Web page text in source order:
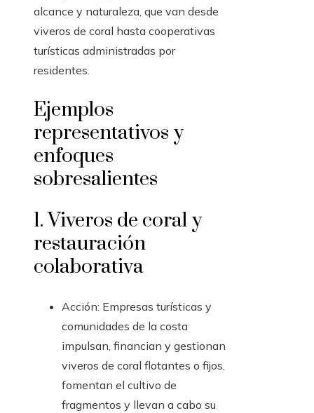
alcance y naturaleza, que van desde
viveros de coral hasta cooperativas
turísticas administradas por
residentes.
Ejemplos
representativos y
enfoques
sobresalientes
1. Viveros de coral y
restauración
colaborativa
Acción: Empresas turísticas y
comunidades de la costa
impulsan, financian y gestionan
viveros de coral flotantes o fijos,
fomentan el cultivo de
fragmentos y llevan a cabo su